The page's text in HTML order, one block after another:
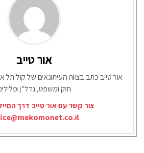
אור טייב
אור טייב כתב בצוות העיתונאים של קול תל
חוק ומשפט, נדל"ן
צור קשר עם אור טייב דרך